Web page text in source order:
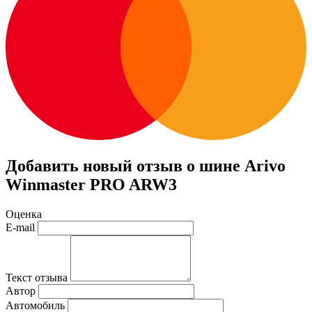
Добавить новый отзыв о шине Arivo
Winmaster PRO ARW3
Оценка
E-mail
Текст отзыва
Автор
Автомобиль